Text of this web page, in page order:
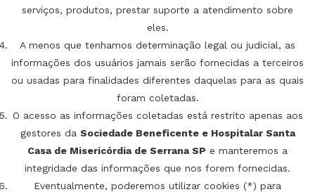
serviços, produtos, prestar suporte a atendimento sobre
eles.
A menos que tenhamos determinação legal ou judicial, as
informações dos usuários jamais serão fornecidas a terceiros
ou usadas para finalidades diferentes daquelas para as quais
foram coletadas.
O acesso as informações coletadas está restrito apenas aos
gestores da Sociedade Beneficente e Hospitalar Santa
Casa de Misericórdia de Serrana SP e manteremos a
integridade das informações que nos forem fornecidas.
Eventualmente, poderemos utilizar cookies (*) para